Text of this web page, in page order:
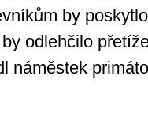
by
odlehčilo
náměstek